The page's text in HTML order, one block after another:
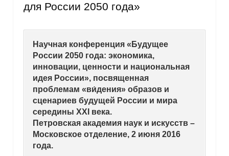
Образование и карьера
Кафедра МФТИ
Кафедра МАДИ
Аспирантура
Об аспирантуре
для России 2050 года»
Научная конференция «Будущее
России 2050 года: экономика,
инновации, ценности и национальная
идея России», посвященная
проблемам «ви́дения» образов и
сценариев будущей России и мира
середины XXI века.
Петровская академия наук и искусств –
Московское отделение, 2 июня 2016
года.